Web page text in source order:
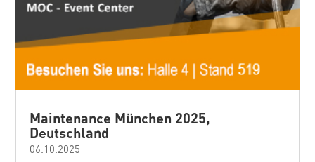
Maintenance München 2025,
Deutschland
06.10.2025